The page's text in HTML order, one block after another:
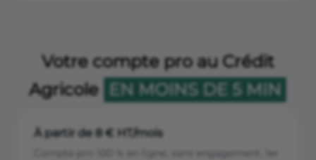
Votre compte pro au Crédit
Agricole EN MOINS DE 5 MIN
À partir de 8 € HT/mois